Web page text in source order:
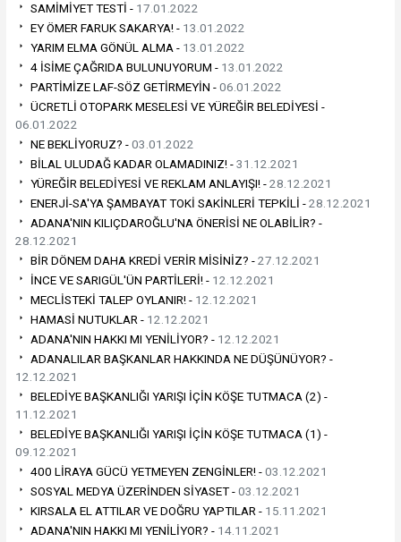
SAMİMİYET TESTİ - 17.01.2022
EY ÖMER FARUK SAKARYA! - 13.01.2022
YARIM ELMA GÖNÜL ALMA - 13.01.2022
4 İSİME ÇAĞRIDA BULUNUYORUM - 13.01.2022
PARTİMİZE LAF-SÖZ GETİRMEYİN -06.01.2022
ÜCRETLİ OTOPARK MESELESİ VE YÜREĞİR BELEDİYESİ -
06.01.2022
NE BEKLİYORUZ? -03.01.2022
BİLAL ULUDAĞ KADAR OLAMADINIZ! -31.12.2021
YÜREĞİR BELEDİYESİ VE REKLAM ANLAYIŞI! -28.12.2021
ENERJİ-SA'YA ŞAMBAYAT TOKİ SAKİNLERİ TEPKİLİ -28.12.2021
ADANA'NIN KILIÇDAROĞLU'NA ÖNERİSİ NE OLABİLİR? -
28.12.2021
BİR DÖNEM DAHA KREDİ VERİR MİSİNİZ? -27.12.2021
İNCE VE SARIGÜL'ÜN PARTİLERİ! - 12.12.2021
MECLİSTEKİ TALEP OYLANIR! - 12.12.2021
HAMASİ NUTUKLAR - 12.12.2021
ADANA'NIN HAKKI MI YENİLİYOR? - 12.12.2021
ADANALILAR BAŞKANLAR HAKKINDA NE DÜŞÜNÜYOR? -
12.12.2021
BELEDİYE BAŞKANLIĞI YARIŞI İÇİN KÖŞE TUTMACA (2) -
11.12.2021
BELEDİYE BAŞKANLIĞI YARIŞI İÇİN KÖŞE TUTMACA (1) -
09.12.2021
400 LİRAYA GÜCÜ YETMEYEN ZENGİNLER! -03.12.2021
SOSYAL MEDYA ÜZERİNDEN SİYASET -03.12.2021
KIRSALA EL ATTILAR VE DOĞRU YAPTILAR - 15.11.2021
ADANA'NIN HAKKI MI YENİLİYOR? - 14.11.2021